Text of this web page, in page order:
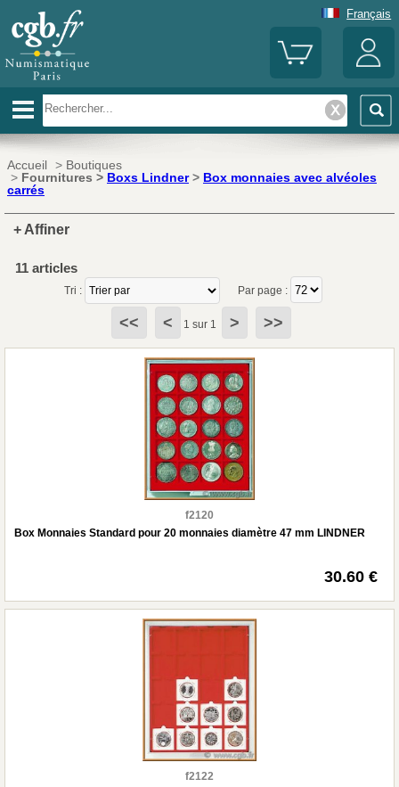
Français
Accueil > Boutiques
> Fournitures > Boxs Lindner> Box monnaies avec alvéoles
carrés
+ Affiner
11 articles
Tri : Par page :
<< < 1 sur 1 > >>
f2120
Box Monnaies Standard pour 20 monnaies diamètre 47 mm LINDNER
30.60 €
f2122